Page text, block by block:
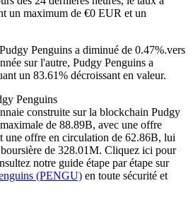
comme garantie
un maximum de €0 EUR et un
Penguins a diminué de 0.47%.vers
sur l'autre, Pudgy Penguins a
un 83.61% décroissant en valeur.
Penguins
construite sur la blockchain Pudgy
de 88.89B, avec une offre
une offre en circulation de 62.86B, lui
de 328.01M. Cliquez ici pour
notre guide étape par étape sur
(PENGU) en toute sécurité et